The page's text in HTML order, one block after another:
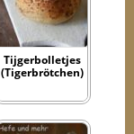
Tijgerbolletjes
(Tigerbrötchen)